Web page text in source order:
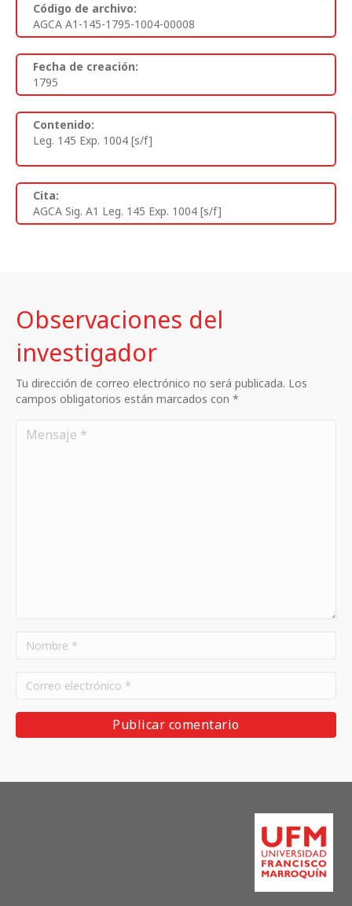
Código de archivo:
AGCA A1-145-1795-1004-00008
Fecha de creación:
1795
Contenido:
Leg. 145 Exp. 1004 [s/f]
Cita:
AGCA Sig. A1 Leg. 145 Exp. 1004 [s/f]
Observaciones del
investigador
Tu dirección de correo electrónico no será publicada. Los
campos obligatorios están marcados con *